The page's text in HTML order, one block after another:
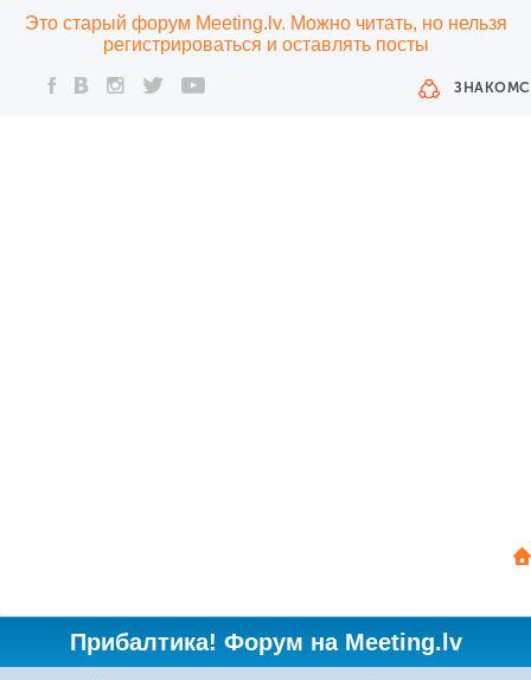
Это старый форум Meeting.lv. Можно читать, но нельзя
регистрироваться и оставлять посты
Прибалтика! Форум на Meeting.lv